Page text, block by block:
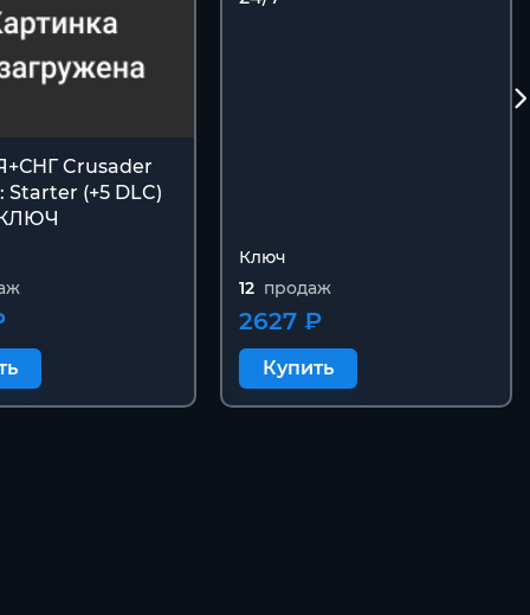
Crusader
Starter (+5 DLC)
КЛЮЧ
Ключ
12 продаж
2627 ₽
Купить